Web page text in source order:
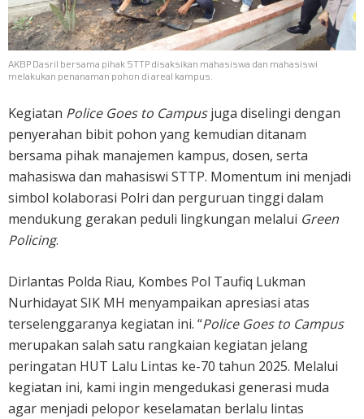
AKBP Dasril bersama pihak STTP disaksikan mahasiswa dan mahasiswi
melakukan penanaman pohon di areal kampus.
Kegiatan Police Goes to Campusjuga diselingi dengan
penyerahan bibit pohon yang kemudian ditanam
bersama pihak manajemen kampus, dosen, serta
mahasiswa dan mahasiswi STTP. Momentum ini menjadi
simbol kolaborasi Polri dan perguruan tinggi dalam
mendukung gerakan peduli lingkungan melalui Green
Policing.
Dirlantas Polda Riau, Kombes Pol Taufiq Lukman
Nurhidayat SIK MH menyampaikan apresiasi atas
terselenggaranya kegiatan ini. “Police Goes to Campus
merupakan salah satu rangkaian kegiatan jelang
peringatan HUT Lalu Lintas ke-70 tahun 2025. Melalui
kegiatan ini, kami ingin mengedukasi generasi muda
agar menjadi pelopor keselamatan berlalu lintas